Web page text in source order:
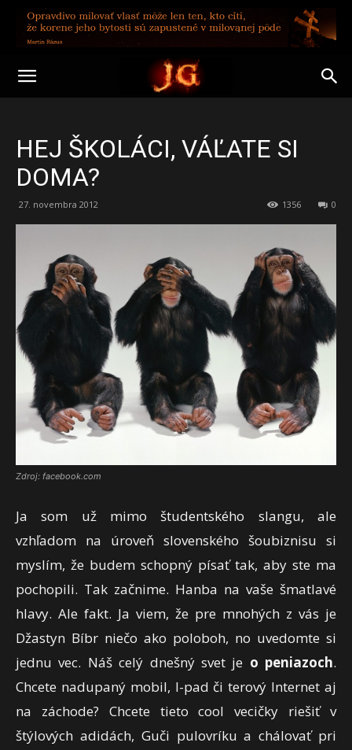
HEJ ŠKOLÁCI, VÁĽATE SI
DOMA?
27. novembra 2012 0
1356
Zdroj: facebook.com
Ja som už mimo študentského slangu, ale
vzhľadom na úroveň slovenského šoubiznisu si
myslím, že budem schopný písať tak, aby ste ma
pochopili. Tak začnime. Hanba na vaše šmatlavé
hlavy. Ale fakt. Ja viem, že pre mnohých z vás je
Džastyn Bíbr niečo ako poloboh, no uvedomte si
jednu vec. Náš celý dnešný svet je o peniazoch.
Chcete nadupaný mobil, I-pad či terový Internet aj
na záchode? Chcete tieto cool vecičky riešiť v
štýlových adidách, Guči pulovríku a chálovať pri